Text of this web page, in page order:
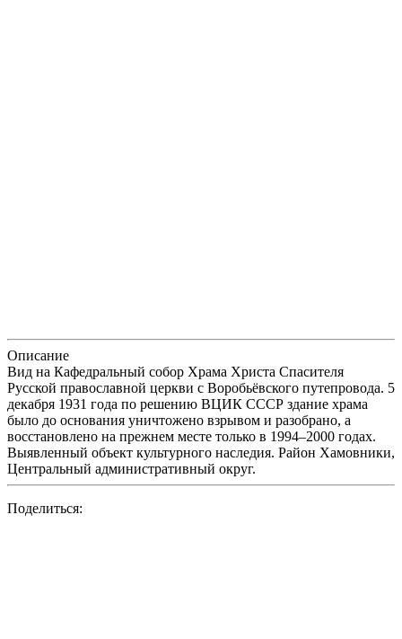
Описание
Вид на Кафедральный собор Храма Христа Спасителя
Русской православной церкви с Воробьёвского путепровода. 5
декабря 1931 года по решению ВЦИК СССР здание храма
было до основания уничтожено взрывом и разобрано, а
восстановлено на прежнем месте только в 1994–2000 годах.
Выявленный объект культурного наследия. Район Хамовники,
Центральный административный округ.
Поделиться: